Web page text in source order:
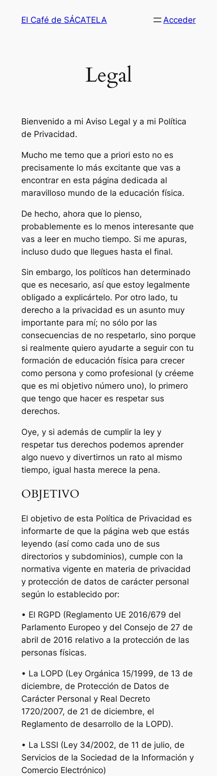
El Café de SÁCATELA Acceder
Legal
Bienvenido a mi Aviso Legal y a mi Política
de Privacidad.
Mucho me temo que a priori esto no es
precisamente lo más excitante que vas a
encontrar en esta página dedicada al
maravilloso mundo de la educación física.
De hecho, ahora que lo pienso,
probablemente es lo menos interesante que
vas a leer en mucho tiempo. Si me apuras,
incluso dudo que llegues hasta el final.
Sin embargo, los políticos han determinado
que es necesario, así que estoy legalmente
obligado a explicártelo. Por otro lado, tu
derecho a la privacidad es un asunto muy
importante para mí; no sólo por las
consecuencias de no respetarlo, sino porque
si realmente quiero ayudarte a seguir con tu
formación de educación física para crecer
como persona y como profesional (y créeme
que es mi objetivo número uno), lo primero
que tengo que hacer es respetar sus
derechos.
Oye, y si además de cumplir la ley y
respetar tus derechos podemos aprender
algo nuevo y divertirnos un rato al mismo
tiempo, igual hasta merece la pena.
OBJETIVO
El objetivo de esta Política de Privacidad es
informarte de que la página web que estás
leyendo (así como cada uno de sus
directorios y subdominios), cumple con la
normativa vigente en materia de privacidad
y protección de datos de carácter personal
según lo establecido por:
• El RGPD (Reglamento UE 2016/679 del
Parlamento Europeo y del Consejo de 27 de
abril de 2016 relativo a la protección de las
personas físicas.
• La LOPD (Ley Orgánica 15/1999, de 13 de
diciembre, de Protección de Datos de
Carácter Personal y Real Decreto
1720/2007, de 21 de diciembre, el
Reglamento de desarrollo de la LOPD).
• La LSSI (Ley 34/2002, de 11 de julio, de
Servicios de la Sociedad de la Información y
Comercio Electrónico)